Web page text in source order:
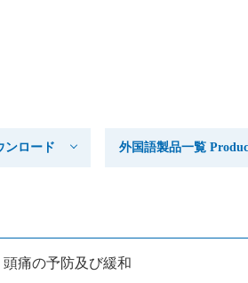
ンロード 外国語製品一覧
痛の予防及び緩和